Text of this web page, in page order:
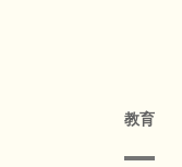
教育